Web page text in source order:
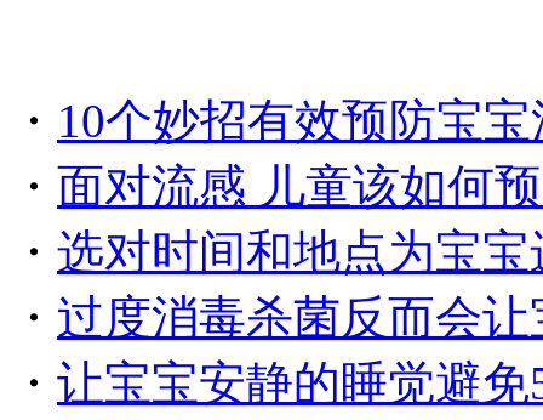
・ 10个妙招有效预防宝
・ 面对流感 儿童该如何
・ 选对时间和地点为宝
・ 过度消毒杀菌反而会
・ 让宝宝安静的睡觉避